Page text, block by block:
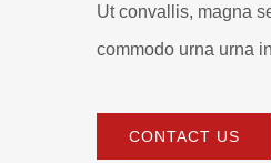
Ut convallis, magna
commodo urna urna
CONTACT US